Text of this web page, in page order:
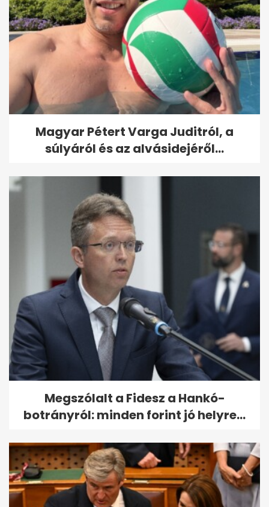
Magyar Pétert Varga Juditról, a
súlyáról és az alvásidejéről...
Megszólalt a Fidesz a Hankó-
botrányról: minden forint jó helyre...